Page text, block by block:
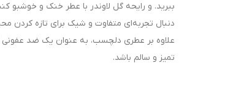
ببرید. و رایحه گل لاوندر با عطر خنک و
دنبال تجربه‌ای متفاوت و شیک برای تازه کردن
علاوه بر عطری دلچسب، به عنوان یک ضد
تمیز و سالم باشد.